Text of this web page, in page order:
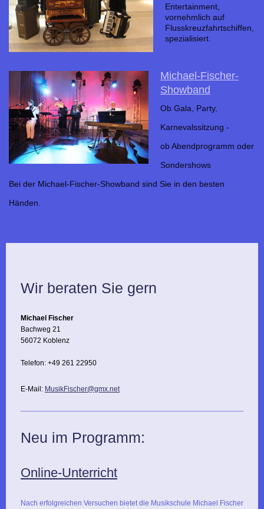
Entertainment,
vornehmlich auf
Flusskreuzfahrtschiffen,
spezialisiert.
Michael-Fischer-
Showband
Ob Gala, Party,
Karnevalssitzung -
ob Abendprogramm oder
Sondershows
Bei der Michael-Fischer-Showband sind Sie in den besten
Händen.
Wir beraten Sie gern
Michael Fischer
Bachweg 21
56072 Koblenz
Telefon: +49 261 22950
E-Mail: MusikFischer@gmx.net
Neu im Programm:
Online-Unterricht
Nach erfolgreichen Versuchen bietet die Musikschule Michael Fischer